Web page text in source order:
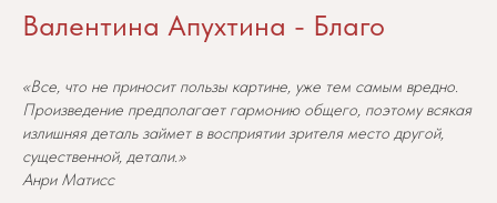
Валентина Апухтина - Благо
«Все, что не приносит пользы картине, уже тем самым вредно.
Произведение предполагает гармонию общего, поэтому всякая
излишняя деталь займет в восприятии зрителя место другой,
существенной, детали.»
Анри Матисс